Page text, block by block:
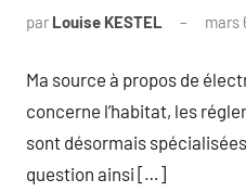
par Louise KESTEL mars
Ma source à propos de
concerne l’habitat, les
sont désormais
question ainsi […]